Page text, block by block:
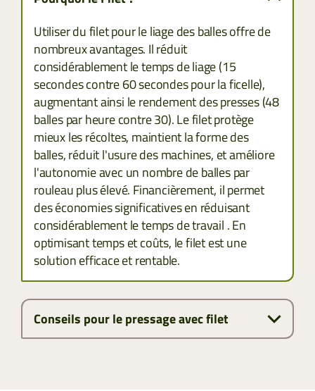
Utiliser du filet pour le liage des balles offre de
nombreux avantages. Il réduit
considérablement le temps de liage (15
secondes contre 60 secondes pour la ficelle),
augmentant ainsi le rendement des presses (48
balles par heure contre 30). Le filet protège
mieux les récoltes, maintient la forme des
balles, réduit l'usure des machines, et améliore
l'autonomie avec un nombre de balles par
rouleau plus élevé. Financièrement, il permet
des économies significatives en réduisant
considérablement le temps de travail . En
optimisant temps et coûts, le filet est une
solution efficace et rentable.
Conseils pour le pressage avec filet